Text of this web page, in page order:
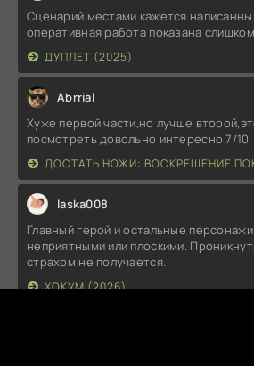
Сценарий местами кажется
оперативная работа показана
ДУПЛЕТ (2025)
Abrrial
Хуже первой части,но лучше
посмотреть довольно интересно 7/10
ДОСТАТЬ НОЖИ: ВОСКРЕШЕНИЕ
laska008
Главный герой и остальные
неприятными или плоскими.
страхом не получается.
ХОКУМ (2026)